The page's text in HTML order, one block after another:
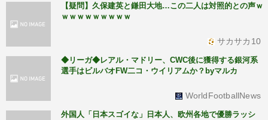
【疑問】久保建英と鎌田大地…この二人は対照的との声ｗ
ｗｗｗｗｗｗｗｗｗ
サカサカ10
◆リーガ◆レアル・マドリー、CWC後に獲得する銀河系
選手はビルバオFW二コ・ウイリアムか？byマルカ
WorldFootballNews
外国人「日本スゴイな」日本人、欧州各地で優勝ラッシ